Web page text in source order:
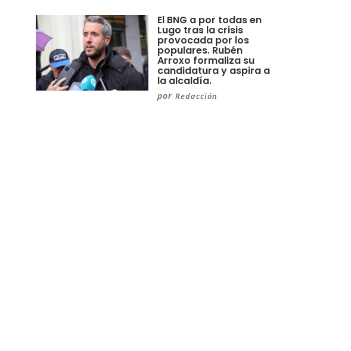
El BNG a por todas en
Lugo tras la crisis
provocada por los
populares. Rubén
Arroxo formaliza su
candidatura y aspira a
la alcaldía.
porRedacción